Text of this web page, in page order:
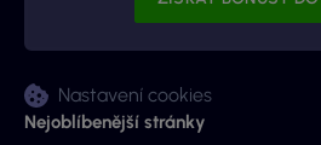
Nastavení cookies
Nejoblíbenější stránky